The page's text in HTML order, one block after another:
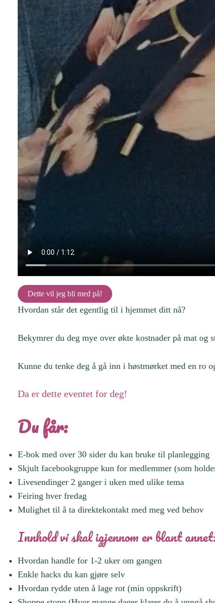
Dette vil jeg bli med på!
Hvordan står det egentlig til i hjemmet ditt nå?
Bekymrer du deg mye over økte kostnader på mat og
Kunne du tenke deg å gå inn i høstmørket med en ro
Da er dette eventet for deg!
Du får:
E-bok med over 30 sider du kan bruke til planlegging
Skjult facebookgruppe kun for medlemmer (som
Livesendinger 2 ganger i uken med ulike tema
Feiring hver fredag
Mulighet til å ta direktekontakt med meg ved behov
Innhold vi skal igjennom er blant
Hvordan handle for 1-2 uker om gangen
Enkle hacks du kan gjøre selv
Hvordan rydde uten å lage rot (min oppskrift)